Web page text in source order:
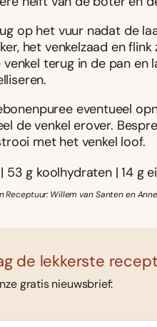
op het vuur nadat de
het venkelzaad en
venkel terug in de pan
eventueel
de venkel erover.
met het venkel loof.
53 g koolhydraten | 14 g
Receptuur: Willem van Santen en
de lekkerste
gratis nieuwsbrief: